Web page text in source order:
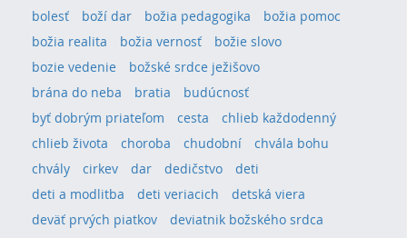
bolesť
boží dar božia pedagogika
božia pomoc
božia realita
božia vernosť
božie slovo
bozie vedenie
božské srdce ježišovo
brána do neba
bratia
budúcnosť
byť dobrým priateľom
cesta
chlieb každodenný
chlieb života
choroba chudobní
chvála bohu
chvály
cirkev dar dedičstvo
deti
deti a modlitba
deti veriacich
detská viera
deväť prvých piatkov
deviatnik božského srdca